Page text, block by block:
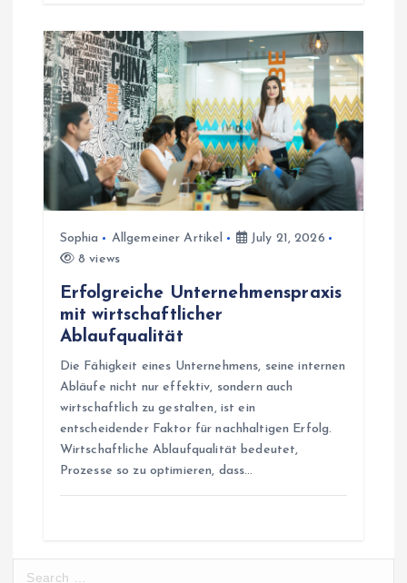
Sophia Allgemeiner Artikel
July 21, 2026
8 views
Erfolgreiche Unternehmenspraxis
mit wirtschaftlicher
Ablaufqualität
Die Fähigkeit eines Unternehmens, seine internen
Abläufe nicht nur effektiv, sondern auch
wirtschaftlich zu gestalten, ist ein
entscheidender Faktor für nachhaltigen Erfolg.
Wirtschaftliche Ablaufqualität bedeutet,
Prozesse so zu optimieren, dass…